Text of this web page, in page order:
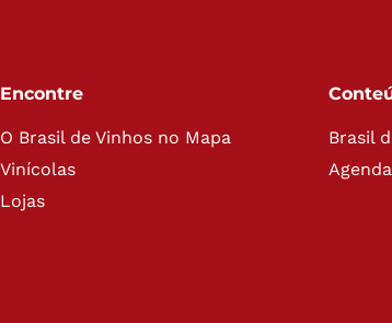
Encontre
O Brasil de Vinhos no Mapa
Vinícolas
Lojas
Brasil
Agenda